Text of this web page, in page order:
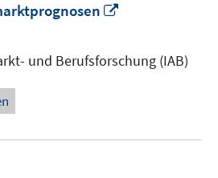
öffnen
und Berufsforschung (IAB)